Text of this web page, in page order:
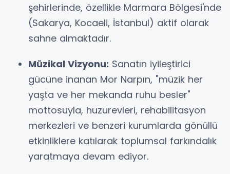
şehirlerinde, özellikle Marmara Bölgesi'nde
(Sakarya, Kocaeli, İstanbul) aktif olarak
sahne almaktadır.
Müzikal Vizyonu: Sanatın iyileştirici
gücüne inanan Mor Narpın, "müzik her
yaşta ve her mekanda ruhu besler"
mottosuyla, huzurevleri, rehabilitasyon
merkezleri ve benzeri kurumlarda gönüllü
etkinliklere katılarak toplumsal farkındalık
yaratmaya devam ediyor.